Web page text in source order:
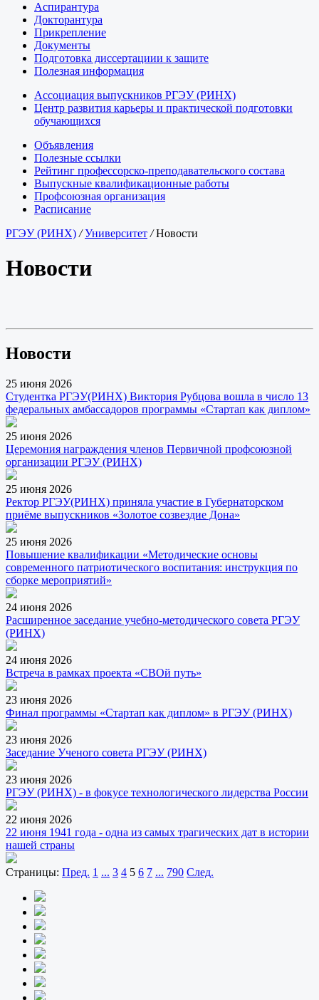
Аспирантура
Докторантура
Прикрепление
Документы
Подготовка диссертациии к защите
Полезная информация
Ассоциация выпускников РГЭУ (РИНХ)
Центр развития карьеры и практической подготовки
обучающихся
Объявления
Полезные ссылки
Рейтинг профессорско-преподавательского состава
Выпускные квалификационные работы
Профсоюзная организация
Расписание
РГЭУ (РИНХ) /Университет /Новости
Новости
Новости
25 июня 2026
Студентка РГЭУ(РИНХ) Виктория Рубцова вошла в число 13
федеральных амбассадоров программы «Стартап как диплом»
25 июня 2026
Церемония награждения членов Первичной профсоюзной
организации РГЭУ (РИНХ)
25 июня 2026
Ректор РГЭУ(РИНХ) приняла участие в Губернаторском
приёме выпускников «Золотое созвездие Дона»
25 июня 2026
Повышение квалификации «Методические основы
современного патриотического воспитания: инструкция по
сборке мероприятий»
24 июня 2026
Расширенное заседание учебно-методического совета РГЭУ
(РИНХ)
24 июня 2026
Встреча в рамках проекта «СВОй путь»
23 июня 2026
Финал программы «Стартап как диплом» в РГЭУ (РИНХ)
23 июня 2026
Заседание Ученого совета РГЭУ (РИНХ)
23 июня 2026
РГЭУ (РИНХ) - в фокусе технологического лидерства России
22 июня 2026
22 июня 1941 года - одна из самых трагических дат в истории
нашей страны
Страницы: Пред. 1 ... 3 4 5 6 7 ... 790 След.